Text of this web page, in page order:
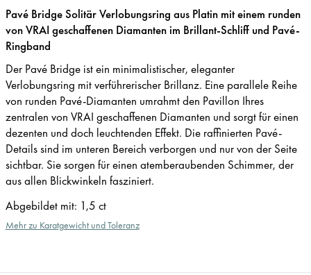
Pavé Bridge Solitär Verlobungsring aus Platin mit einem runden
von VRAI geschaffenen Diamanten im Brillant-Schliff und Pavé-
Ringband
Der Pavé Bridge ist ein minimalistischer, eleganter
Verlobungsring mit verführerischer Brillanz. Eine parallele Reihe
von runden Pavé-Diamanten umrahmt den Pavillon Ihres
zentralen von VRAI geschaffenen Diamanten und sorgt für einen
dezenten und doch leuchtenden Effekt. Die raffinierten Pavé-
Details sind im unteren Bereich verborgen und nur von der Seite
sichtbar. Sie sorgen für einen atemberaubenden Schimmer, der
aus allen Blickwinkeln fasziniert.
Abgebildet mit: 1,5 ct
Mehr zu Karatgewicht und Toleranz